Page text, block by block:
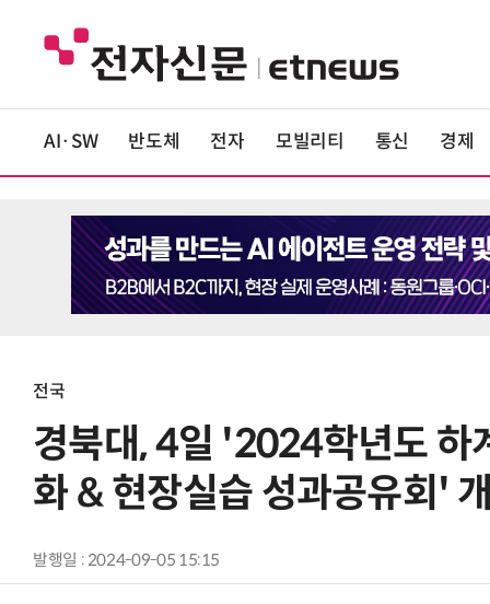
AI·SW 반도체 전자 모빌리티 통신 경제
전국
경북대, 4일 '2024학년도 하
화 & 현장실습 성과공유회'
발행일 : 2024-09-05 15:15